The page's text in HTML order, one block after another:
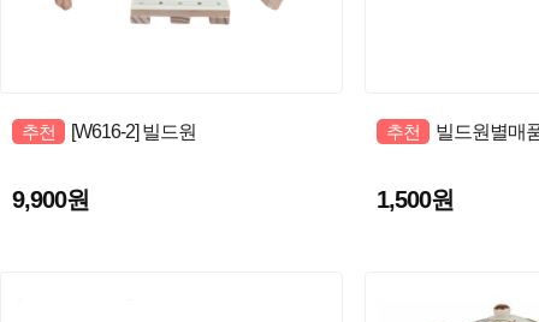
추천 [W616-2] 빌드원
9,900원
추천 빌드원별매
1,500원